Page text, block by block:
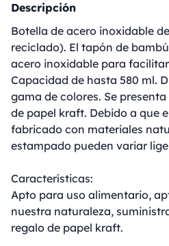
Descripción
Botella de acero inoxidable
reciclado). El tapón de
acero inoxidable para
Capacidad de hasta 580 ml.
gama de colores. Se
de papel kraft. Debido a que
fabricado con materiales
estampado pueden variar
Características:
Apto para uso alimentario,
nuestra naturaleza,
regalo de papel kraft.